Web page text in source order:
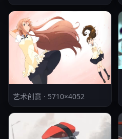
艺术创意 · 5710×4052